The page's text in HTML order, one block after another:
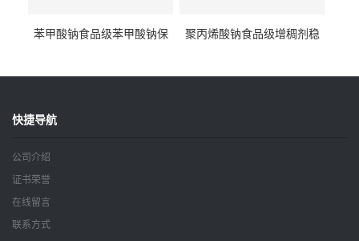
苯甲酸钠食品级苯甲酸钠保
聚丙烯酸钠食品级增稠剂稳
快捷导航
公司介绍
证书荣誉
在线留言
联系方式